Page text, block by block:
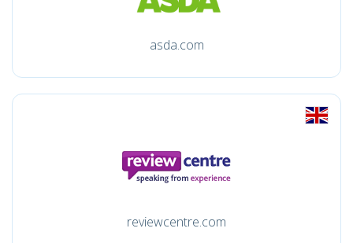
asda.com
reviewcentre.com